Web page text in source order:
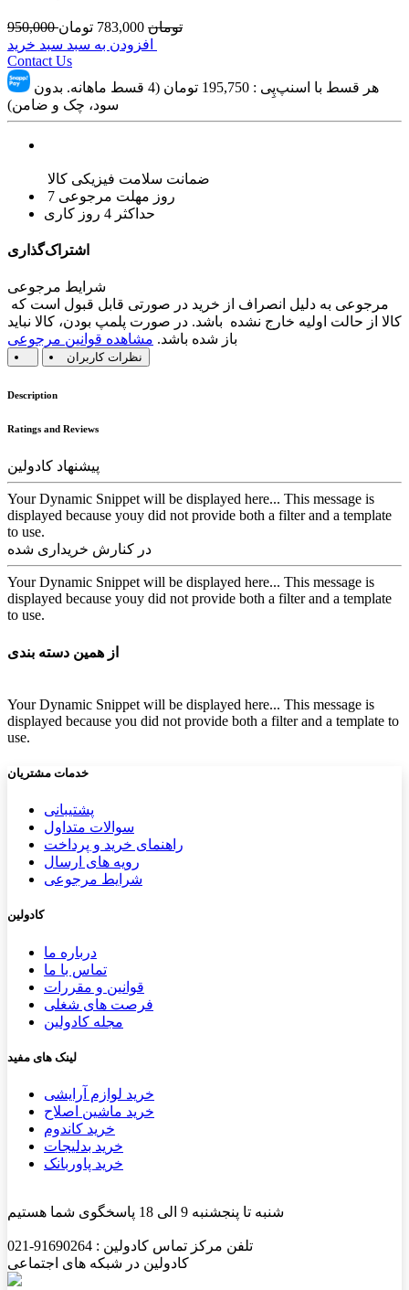
950,000 تومان 783,000 تومان
Contact Us
هر قسط با اسنپ‌پِی : 195,750
تومان (4 قسط ماهانه. بدون
سود، چک و ضامن)
ضمانت سلامت فیزیکی کالا
7 روز مهلت مرجوعی
حداکثر 4 روز کاری
اشتراک‌گذاری
شرایط مرجوعی
کالا از حالت اولیه خارج نشده باشد. در صورت پلمپ بودن، کالا نباید
باز شده باشد. مشاهده قوانین مرجوعی
نظرات کاربران
Description
Ratings and Reviews
پیشنهاد کادولین
Your Dynamic Snippet will be displayed here... This message is
displayed because youy did not provide both a filter and a template
to use.
در کنارش خریداری شده
Your Dynamic Snippet will be displayed here... This message is
displayed because youy did not provide both a filter and a template
to use.
از همین دسته بندی
Your Dynamic Snippet will be displayed here... This message is
displayed because you did not provide both a filter and a template to
use.
خدمات مشتریان
پشتیب​​انی
سوالات متداول
راهنمای خرید و پرداخت
رویه های ارسال
شرایط مرجوعی
کادولین
درباره ما
تماس با ما
قوانین و مقررات
فرصت های شغلی
مجله کادولین
لینک های مفید
خرید لوازم آرایشی
خرید ماشین اصلاح
خرید کاندوم
خرید بدلیجات
خرید پاوربانک
شنبه تا پنجشنبه 9 الی 18 پاسخگوی شما هستیم
تلفن مرکز تماس کادولین : 91690264-021
کادولین در شبکه های اجتماعی